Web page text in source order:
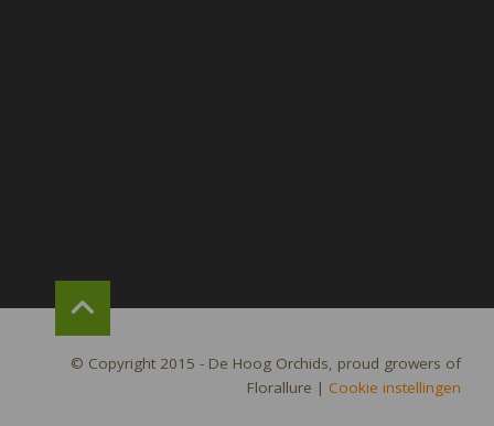
© Copyright 2015 - De Hoog Orchids, proud growers of
Florallure | Cookie instellingen